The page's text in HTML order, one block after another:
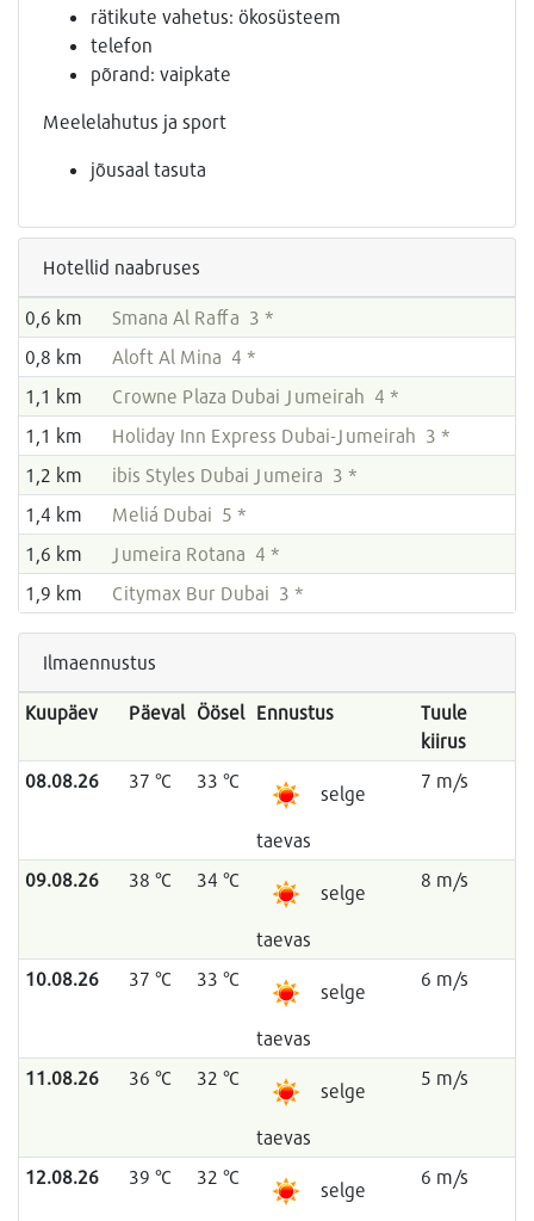
rätikute vahetus: ökosüsteem
telefon
põrand: vaipkate
Meelelahutus ja sport
jõusaal tasuta
Hotellid naabruses
0,6 km
Smana Al Raffa 3 *
0,8 km
Aloft Al Mina 4 *
1,1 km
Crowne Plaza Dubai Jumeirah 4 *
1,1 km
Holiday Inn Express Dubai-Jumeirah 3 *
1,2 km
ibis Styles Dubai Jumeira 3 *
1,4 km
Meliá Dubai 5 *
1,6 km
Jumeira Rotana 4 *
1,9 km
Citymax Bur Dubai 3 *
Ilmaennustus
Kuupäev Päeval Öösel Ennustus
Tuule
kiirus
08.08.26
37 °C 33 °C
selge
taevas
7 m/s
09.08.26 38 °C 34 °C
selge
taevas
8 m/s
10.08.26 37 °C 33 °C
selge
taevas
6 m/s
11.08.26 36 °C 32 °C
selge
taevas
5 m/s
12.08.26 39 °C 32 °C
selge
6 m/s